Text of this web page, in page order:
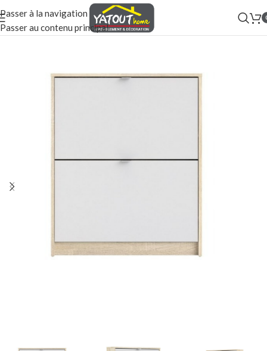
Passer à la navigation
Passer au contenu principal